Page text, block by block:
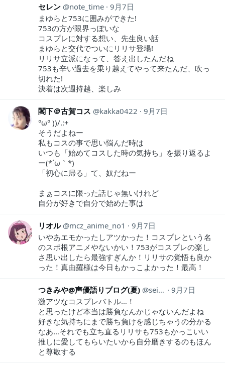
セレン note_time 9月7日
まゆらと753に囲みができた!
753の方が限界っぽいな
コスプレに対する想い、先生良い話
まゆらと交代でついにリリサ登場!
リリサ立派になって、答え出したんだね
753も辛い過去を乗り越えてやって来たんだ、吹っ
切れた!
決着は次週持越、楽しみ
閣下＠古賀コス kakka0422
9月7日
°ω° ))/.:+
そうだよねー
私もコスの事で思い悩んだ時は
いつも「始めてコスした時の気持ち」を振り返るよ
ー(*´ω｀*)
「初心に帰る」て、奴だねー
まぁコスに限った話じゃ無いけれど
自分が好きで自分で始めた事は
リオル mcz_anime_no1
9月7日
いやあエモかったしアツかった！コスプレという名
のスポ根アニメやないかい！753がコスプレの楽し
さ思い出したら最強すぎんか！リリサの覚悟も良か
った！真由羅様は今日もかっこよかった！最高！
つきみや@声優語りブログ(夏) seiyugatari
9月7日
激アツなコスプレバトル…！
と思ったけど本当は勝負なんかじゃないんだよね
好きな気持ちにまで勝ち負けを感じちゃうの分かる
なあ…それでも立ち直るリリサも753もかっこいい
推しに愛してもらいたいから自分磨きするのもほん
と尊敬する